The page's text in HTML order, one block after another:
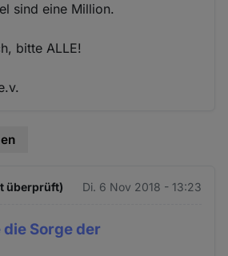
sind eine Million.
bitte ALLE!
überprüft) Di. 6 Nov 2018 - 13:23
Sorge der